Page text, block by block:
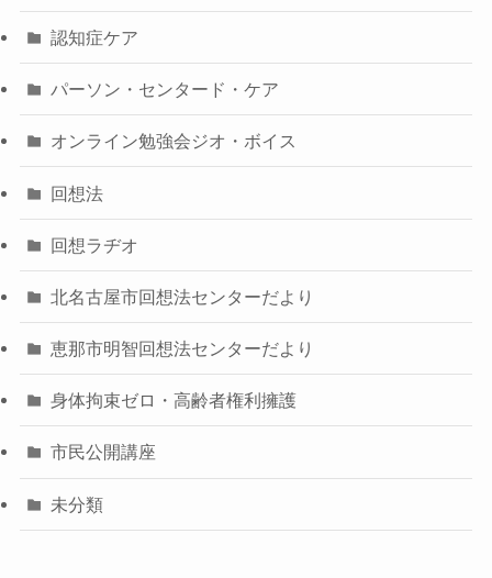
認知症ケア
パーソン・センタード・ケア
オンライン勉強会ジオ・ボイス
回想法
回想ラヂオ
北名古屋市回想法センターだより
恵那市明智回想法センターだより
身体拘束ゼロ・高齢者権利擁護
市民公開講座
未分類